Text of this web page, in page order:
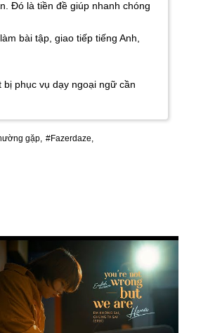
Đó là tiền đề giúp nhanh chóng
bài tập, giao tiếp tiếng Anh,
phục vụ dạy ngoại ngữ cần
gặp, #Fazerdaze,